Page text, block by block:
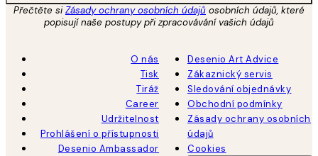
Přečtěte siZásady ochrany osobních údajů osobních údajů, které
popisují naše postupy při zpracovávání vašich údajů
O nás
Tisk
Tiráž
Career
Udržitelnost
Prohlášení o přístupnosti
Desenio Ambassador
Desenio Art Advice
Zákaznický servis
Sledování objednávky
Obchodní podmínky
Zásady ochrany osobních
údajů
Cookies